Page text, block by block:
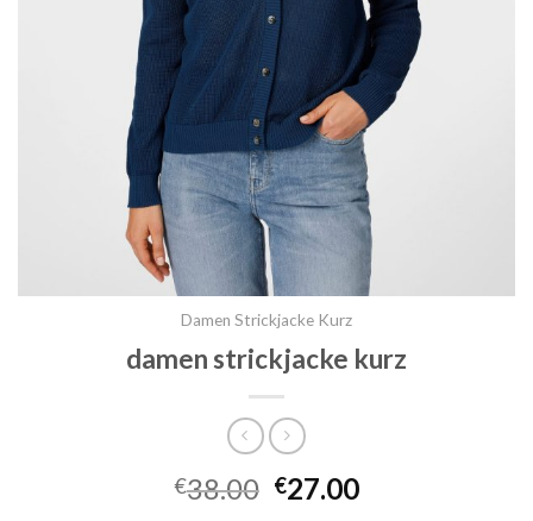
Damen Strickjacke Kurz
damen strickjacke kurz
€38.00 €27.00